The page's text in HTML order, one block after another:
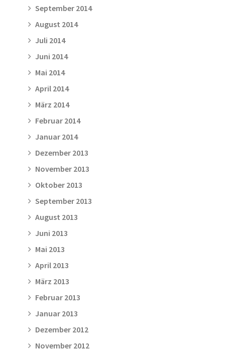
September 2014
August 2014
Juli 2014
Juni 2014
Mai 2014
April 2014
März 2014
Februar 2014
Januar 2014
Dezember 2013
November 2013
Oktober 2013
September 2013
August 2013
Juni 2013
Mai 2013
April 2013
März 2013
Februar 2013
Januar 2013
Dezember 2012
November 2012